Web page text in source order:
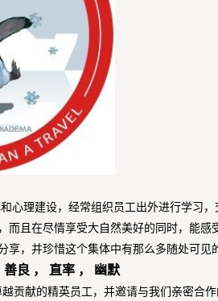
心理建设，经常组织员工出外进行学习
而且在尽情享受大自然美好的同时，能感
，并珍惜这个集体中有那么多随处可见
良 ， 直率 ， 幽默
贡献的精英员工，并邀请与我们亲密合